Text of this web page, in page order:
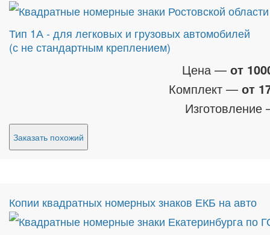
Тип 1А - для легковых и грузовых автомобилей
(с не стандартным креплением)
Цена — от
Комплект — от
Заказать похожий
Копии квадратных номерных знаков ЕКБ на авто